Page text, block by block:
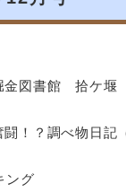
金図書館 拾ケ堰
！？調べ物日記
ング